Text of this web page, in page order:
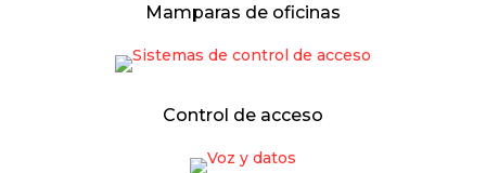
Mamparas de oficinas
Control de acceso